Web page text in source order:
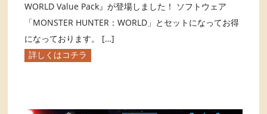
WORLD Value Pack』が登場しました！ ソフトウェア
「MONSTER HUNTER：WORLD」とセットになってお得
になっております。 […]
詳しくはコチラ